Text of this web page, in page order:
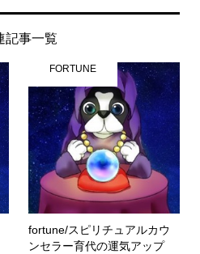
記事一覧
FORTUNE
fortune/スピリチュアルカウ
ンセラー育代の運気アップ